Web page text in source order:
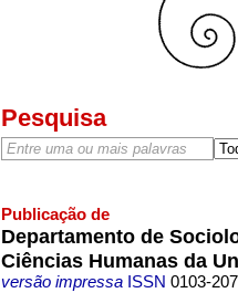
Pesquisa
Publicação de
Departamento de
Ciências Humanas da
versão impressaISSN 0103-